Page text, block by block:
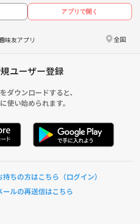
アプリで開く
味友アプリ 全国
ユーザー登録
ダウンロードすると、
使い始められます。
ちの方はこちら（ログイン）
ールの再送信はこちら